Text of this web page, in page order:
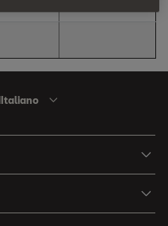
Italiano